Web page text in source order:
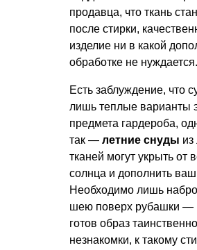
продавца, что ткань
после стирки,
изделие ни в какой
обработке не нуждается.
Есть заблуждение, что
лишь теплые варианты
предмета гардероба,
так — летние снуды из
тканей могут укрыть от
солнца и дополнить ваш
Необходимо лишь
шею поверх рубашки —
готов образ
незнакомки, к такому